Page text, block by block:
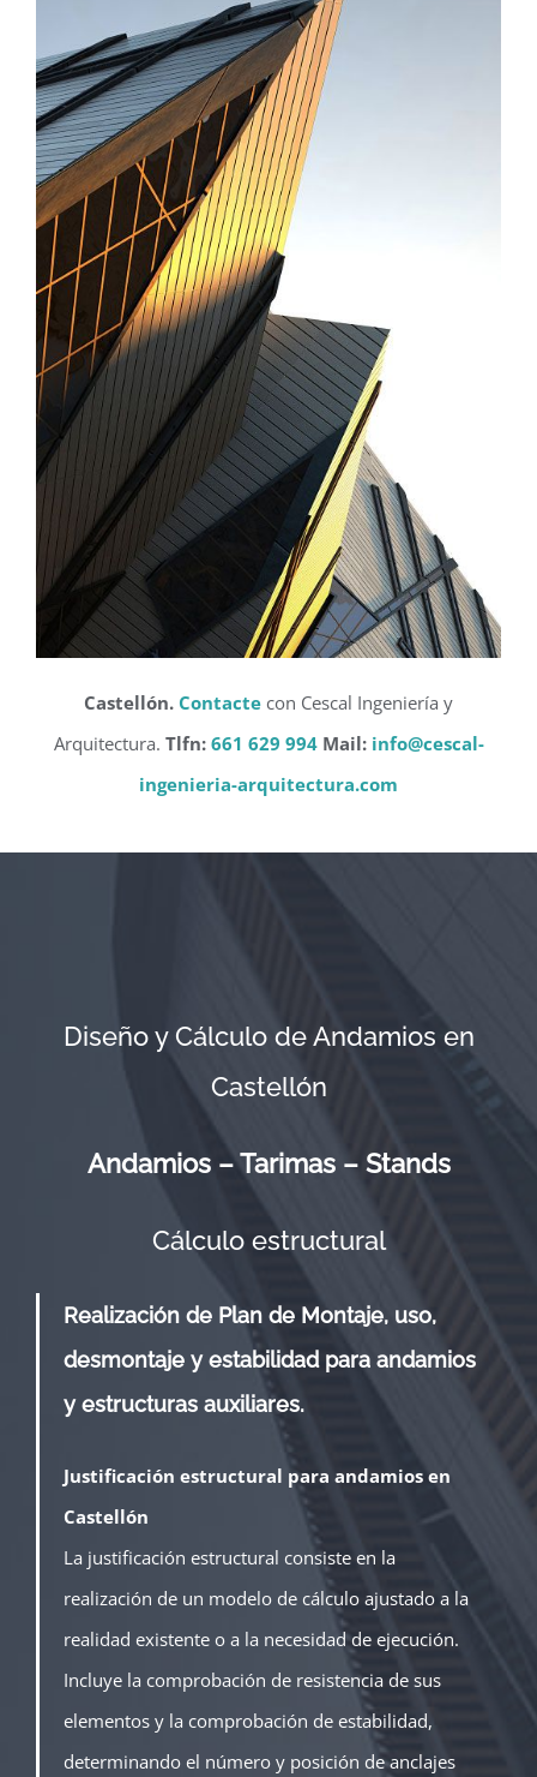
Castellón. Contacte con Cescal Ingeniería y
Arquitectura. Tlfn: 661 629 994Mail: info@cescal-
ingenieria-arquitectura.com
Diseño y Cálculo de Andamios en
Castellón
Andamios – Tarimas – Stands
Cálculo estructural
Realización de Plan de Montaje, uso,
desmontaje y estabilidad para andamios
y estructuras auxiliares.
Justificación estructural para andamios en
Castellón
La justificación estructural consiste en la
realización de un modelo de cálculo ajustado a la
realidad existente o a la necesidad de ejecución.
Incluye la comprobación de resistencia de sus
elementos y la comprobación de estabilidad,
determinando el número y posición de anclajes